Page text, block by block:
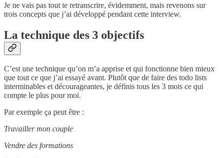
Je ne vais pas tout te retranscrire, évidemment, mais revenons sur
trois concepts que j’ai développé pendant cette interview.
La technique des 3 objectifs
C’est une technique qu’on m’a apprise et qui fonctionne bien mieux
que tout ce que j’ai essayé avant. Plutôt que de faire des todo lists
interminables et décourageantes, je définis tous les 3 mois ce qui
compte le plus pour moi.
Par exemple ça peut être :
Travailler mon couple
Vendre des formations